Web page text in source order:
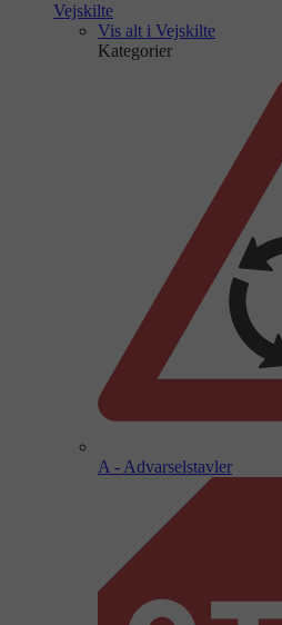
Vejskilte
Vis alt i Vejskilte
Kategorier
A - Advarselstavler